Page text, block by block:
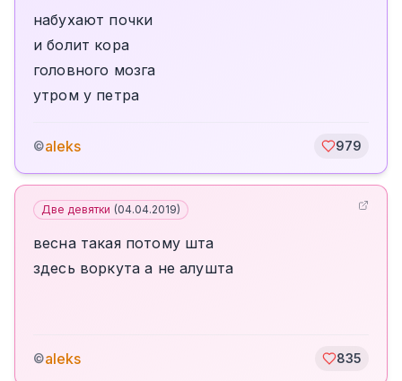
набухают почки
и болит кора
головного мозга
утром у петра
©aleks 979
Две девятки (04.04.2019)
весна такая потому шта
здесь воркута а не алушта
©aleks 835